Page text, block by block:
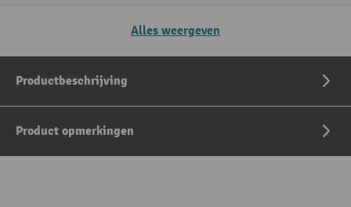
Alles weergeven
Productbeschrijving
Product opmerkingen